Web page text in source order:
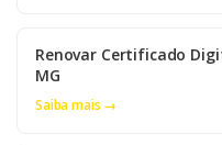
Renovar Certificado
MG
Saiba mais →